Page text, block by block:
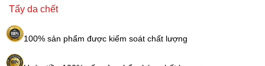
Control
60
số
Tẩy da chết
100% sản phẩm được kiểm soát chất lượng